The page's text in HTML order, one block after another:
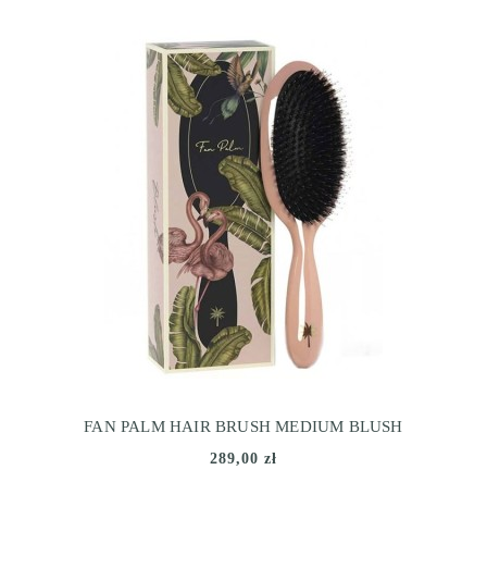
FAN PALM HAIR BRUSH MEDIUM BLUSH
289,00 zł